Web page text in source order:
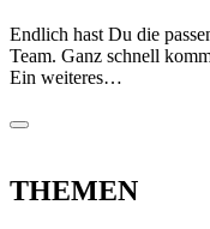
Endlich hast Du die
Team. Ganz schnell
Ein weiteres…
THEMEN